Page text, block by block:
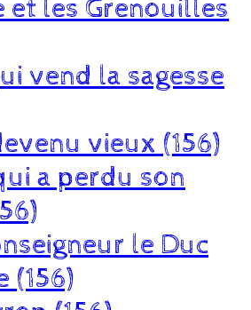
et les Grenouilles
vend la sagesse
vieux (156)
a perdu son
le Duc
(156)